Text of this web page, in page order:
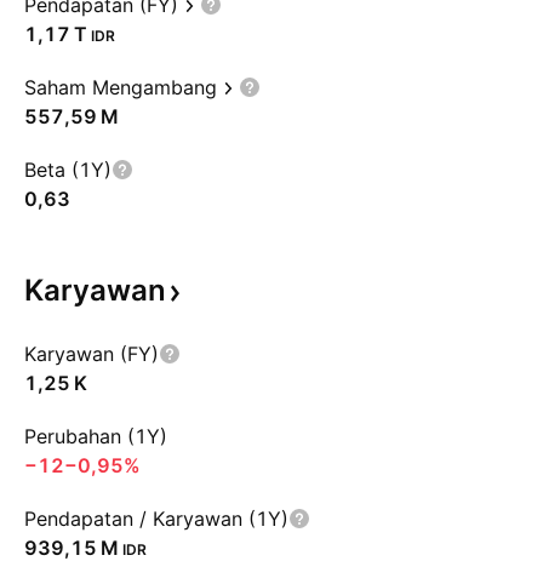
Pendapatan (FY)
‪1,17 T‬ IDR
Saham Mengambang
‪557,59 M‬
Beta (1Y)
0,63
Karyawan
Karyawan (FY)
‪1,25 K‬
Perubahan (1Y)
−12−0,95%
Pendapatan / Karyawan (1Y)
‪939,15 M‬ IDR